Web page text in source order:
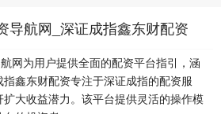
导航网_深证成指鑫东财配资
网为用户提供全面的配资平台指引，涵
鑫东财配资专注于深证成指的配资服
大收益潜力。该平台提供灵活的操作模